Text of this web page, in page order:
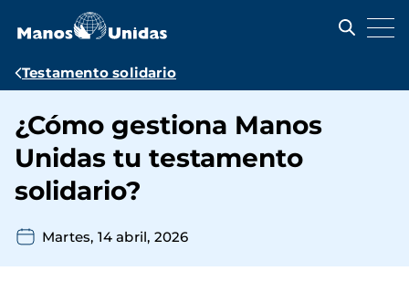
contenido
Ruta
navegación
Testamento solidario
¿Cómo gestiona Manos
Unidas tu testamento
solidario?
Martes, 14 abril, 2026